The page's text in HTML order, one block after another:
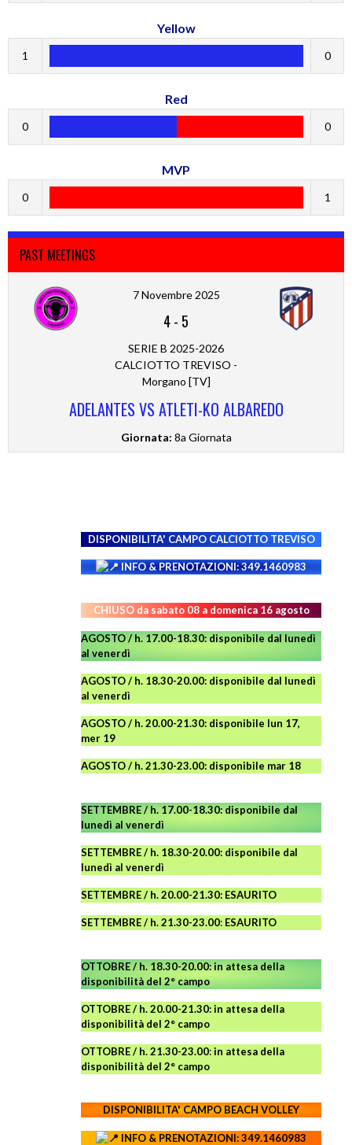
Yellow
1 0
Red
0 0
MVP
0 1
PAST MEETINGS
7 Novembre 2025
4- 5
SERIE B 2025-2026
CALCIOTTO TREVISO -
Morgano [TV]
ADELANTES VS ATLETI-KO ALBAREDO
Giornata: 8a Giornata
DISPONIBILITA' CAMPO CALCIOTTO TREVISO
INFO & PRENOTAZIONI: 349.1460983
CHIUSO da sabato 08 a domenica 16 agosto
AGOSTO / h. 17.00-18.30: disponibile dal lunedì
al venerdì
AGOSTO/ h. 18.30-20.00: disponibile dal lunedì
al venerdì
AGOSTO / h. 20.00-21.30: disponibile lun 17,
mer 19
AGOSTO/ h. 21.30-23.00: disponibile mar 18
SETTEMBRE / h. 17.00-18.30: disponibile dal
lunedì al venerdì
SETTEMBRE / h. 18.30-20.00: disponibile dal
lunedì al venerdì
SETTEMBRE / h. 20.00-21.30: ESAURITO
SETTEMBRE / h. 21.30-23.00: ESAURITO
OTTOBRE / h. 18.30-20.00:in attesa della
disponibilità del 2° campo
OTTOBRE / h. 20.00-21.30:in attesa della
disponibilità del 2° campo
OTTOBRE / h. 21.30-23.00:in attesa della
disponibilità del 2° campo
DISPONIBILITA' CAMPOBEACH VOLLEY
INFO & PRENOTAZIONI: 349.1460983